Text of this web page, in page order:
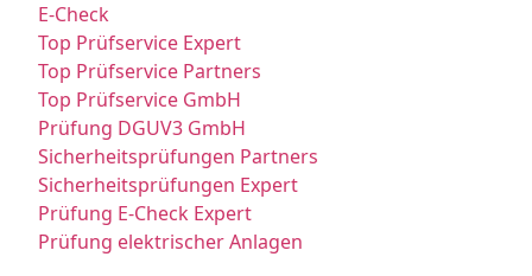
E-Check
Top Prüfservice Expert
Top Prüfservice Partners
Top Prüfservice GmbH
Prüfung DGUV3 GmbH
Sicherheitsprüfungen Partners
Sicherheitsprüfungen Expert
Prüfung E-Check Expert
Prüfung elektrischer Anlagen